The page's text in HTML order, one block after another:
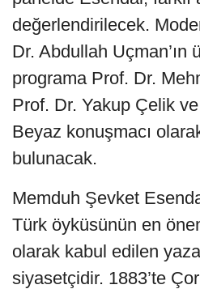
değerlendirilecek.
Dr. Abdullah Uçman’ın
programa Prof. Dr.
Prof. Dr. Yakup Çelik
Beyaz konuşmacı
bulunacak.
Memduh Şevket
Türk öyküsünün en
olarak kabul edilen
siyasetçidir. 1883’te